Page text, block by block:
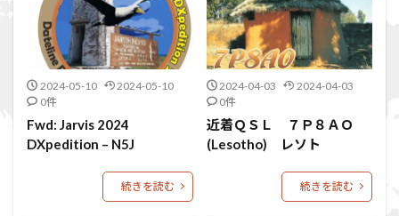
2024-05-10
2024-05-10
0件
Fwd: Jarvis 2024
DXpedition – N5J
続きを読む
2024-04-03
2024-04-03
0件
近着ＱＳＬ ７Ｐ８ＡＯ
(Lesotho) レソト
続きを読む